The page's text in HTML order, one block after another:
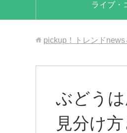
ライブ・
pickup！トレンドnews
ぶどう
見分け